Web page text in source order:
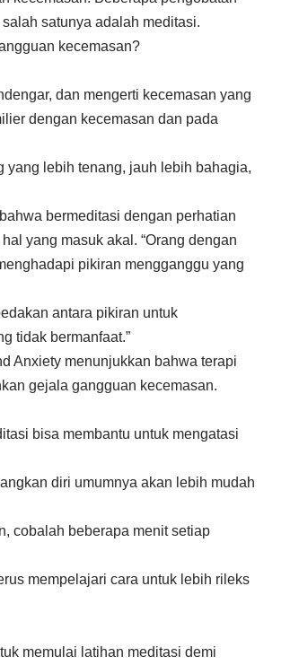
satunya adalah meditasi.
kecemasan?
dan mengerti kecemasan yang
dengan kecemasan dan pada
yang lebih tenang, jauh lebih bahagia,
bermeditasi dengan perhatian
yang masuk akal. “Orang dengan
pikiran mengganggu yang
antara pikiran untuk
tidak bermanfaat.”
Anxiety menunjukkan bahwa terapi
gejala gangguan kecemasan.
bisa membantu untuk mengatasi
diri umumnya akan lebih mudah
cobalah beberapa menit setiap
mempelajari cara untuk lebih rileks
memulai latihan meditasi demi